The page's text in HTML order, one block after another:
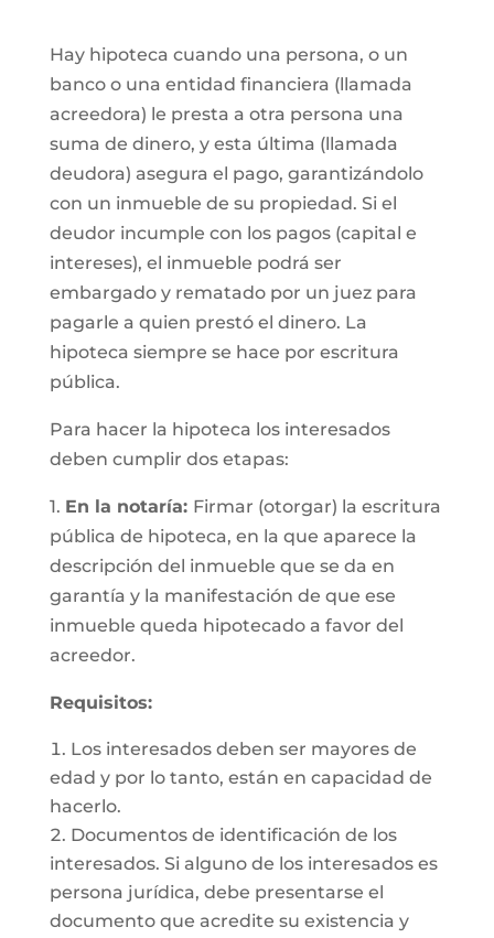
Hay hipoteca cuando una persona, o un
banco o una entidad financiera (llamada
acreedora) le presta a otra persona una
suma de dinero, y esta última (llamada
deudora) asegura el pago, garantizándolo
con un inmueble de su propiedad. Si el
deudor incumple con los pagos (capital e
intereses), el inmueble podrá ser
embargado y rematado por un juez para
pagarle a quien prestó el dinero. La
hipoteca siempre se hace por escritura
pública.
Para hacer la hipoteca los interesados
deben cumplir dos etapas:
1. En la notaría: Firmar (otorgar) la escritura
pública de hipoteca, en la que aparece la
descripción del inmueble que se da en
garantía y la manifestación de que ese
inmueble queda hipotecado a favor del
acreedor.
Requisitos:
Los interesados deben ser mayores de
edad y por lo tanto, están en capacidad de
hacerlo.
Documentos de identificación de los
interesados. Si alguno de los interesados es
persona jurídica, debe presentarse el
documento que acredite su existencia y